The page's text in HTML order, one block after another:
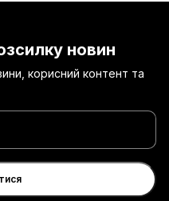
новин
корисний контент та